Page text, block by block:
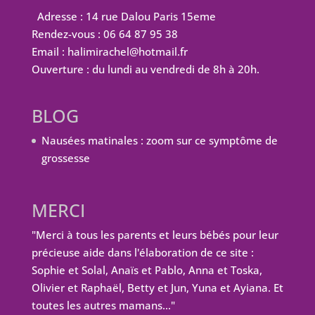
Adresse : 14 rue Dalou Paris 15eme
Rendez-vous : 06 64 87 95 38
Email : halimirachel@hotmail.fr
Ouverture : du lundi au vendredi de 8h à 20h.
BLOG
Nausées matinales : zoom sur ce symptôme de
grossesse
MERCI
"Merci à tous les parents et leurs bébés pour leur
précieuse aide dans l'élaboration de ce site :
Sophie et Solal, Anaïs et Pablo, Anna et Toska,
Olivier et Raphaël, Betty et Jun, Yuna et Ayiana. Et
toutes les autres mamans…"